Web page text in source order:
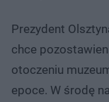
Prezydent
chce
otoczeniu
epoce. W środę